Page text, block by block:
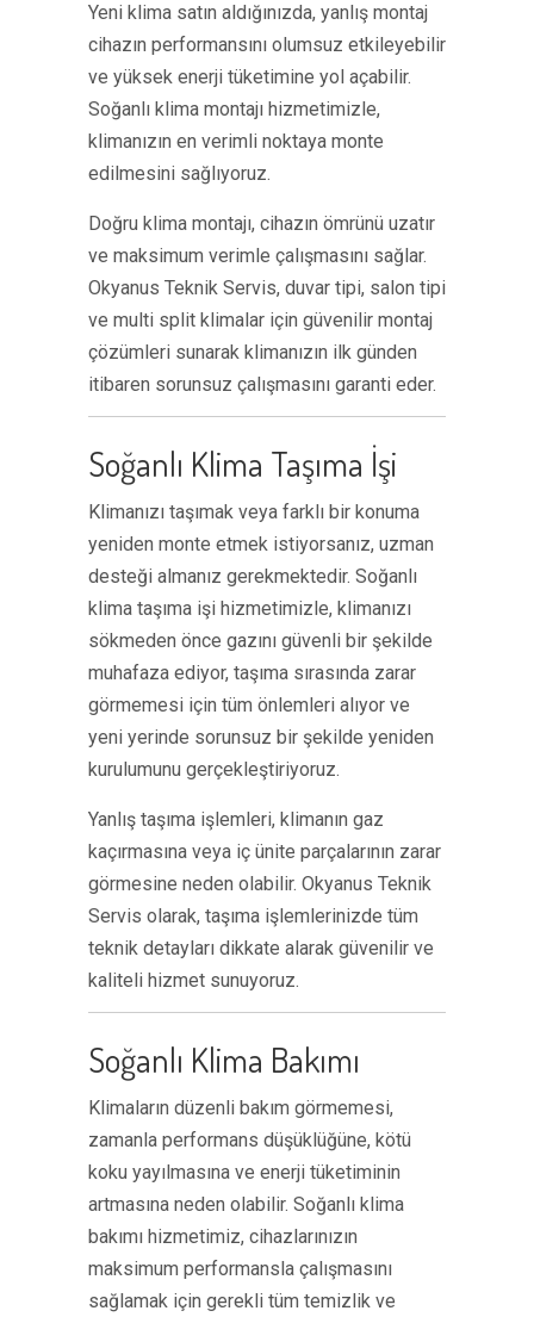
Yeni klima satın aldığınızda, yanlış montaj
cihazın performansını olumsuz etkileyebilir
ve yüksek enerji tüketimine yol açabilir.
Soğanlı klima montajı hizmetimizle,
klimanızın en verimli noktaya monte
edilmesini sağlıyoruz.
Doğru klima montajı, cihazın ömrünü uzatır
ve maksimum verimle çalışmasını sağlar.
Okyanus Teknik Servis, duvar tipi, salon tipi
ve multi split klimalar için güvenilir montaj
çözümleri sunarak klimanızın ilk günden
itibaren sorunsuz çalışmasını garanti eder.
Soğanlı Klima Taşıma İşi
Klimanızı taşımak veya farklı bir konuma
yeniden monte etmek istiyorsanız, uzman
desteği almanız gerekmektedir. Soğanlı
klima taşıma işi hizmetimizle, klimanızı
sökmeden önce gazını güvenli bir şekilde
muhafaza ediyor, taşıma sırasında zarar
görmemesi için tüm önlemleri alıyor ve
yeni yerinde sorunsuz bir şekilde yeniden
kurulumunu gerçekleştiriyoruz.
Yanlış taşıma işlemleri, klimanın gaz
kaçırmasına veya iç ünite parçalarının zarar
görmesine neden olabilir. Okyanus Teknik
Servis olarak, taşıma işlemlerinizde tüm
teknik detayları dikkate alarak güvenilir ve
kaliteli hizmet sunuyoruz.
Soğanlı Klima Bakımı
Klimaların düzenli bakım görmemesi,
zamanla performans düşüklüğüne, kötü
koku yayılmasına ve enerji tüketiminin
artmasına neden olabilir. Soğanlı klima
bakımı hizmetimiz, cihazlarınızın
maksimum performansla çalışmasını
sağlamak için gerekli tüm temizlik ve